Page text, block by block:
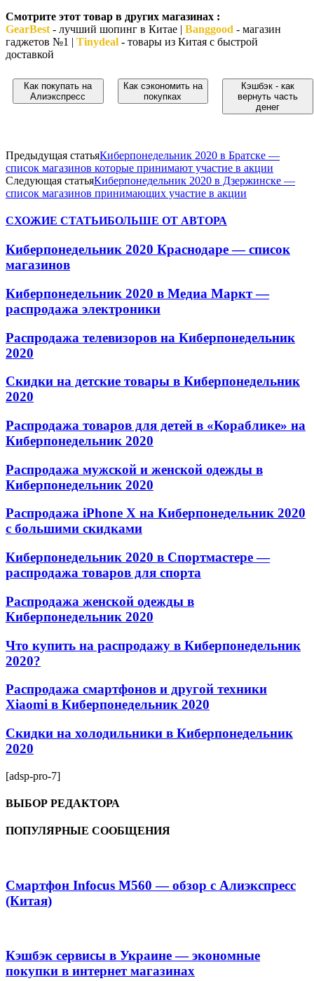
Смотрите этот товар в других магазинах :
GearBest - лучший шопинг в Китае | Banggood - магазин
гаджетов №1 | Tinydeal - товары из Китая с быстрой
доставкой
Как покупать на
Алиэкспресс
Как сэкономить на
покупках
Кэшбэк - как
вернуть часть
денег
Предыдущая статьяКиберпонедельник 2020 в Братске —
список магазинов которые принимают участие в акции
Следующая статьяКиберпонедельник 2020 в Дзержинске —
список магазинов принимающих участие в акции
СХОЖИЕ СТАТЬИБОЛЬШЕ ОТ АВТОРА
Киберпонедельник 2020 Краснодаре — список
магазинов
Киберпонедельник 2020 в Медиа Маркт —
распродажа электроники
Распродажа телевизоров на Киберпонедельник
2020
Скидки на детские товары в Киберпонедельник
2020
Распродажа товаров для детей в «Кораблике» на
Киберпонедельник 2020
Распродажа мужской и женской одежды в
Киберпонедельник 2020
Распродажа iPhone X на Киберпонедельник 2020
с большими скидками
Киберпонедельник 2020 в Спортмастере —
распродажа товаров для спорта
Распродажа женской одежды в
Киберпонедельник 2020
Что купить на распродажу в Киберпонедельник
2020?
Распродажа смартфонов и другой техники
Xiaomi в Киберпонедельник 2020
Скидки на холодильники в Киберпонедельник
2020
[adsp-pro-7]
ВЫБОР РЕДАКТОРА
ПОПУЛЯРНЫЕ СООБЩЕНИЯ
Смартфон Infocus M560 — обзор с Алиэкспресс
(Китая)
Кэшбэк сервисы в Украине — экономные
покупки в интернет магазинах